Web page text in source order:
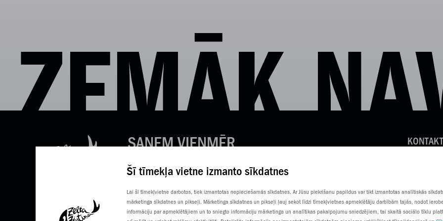
Šī tīmekļa vietne izmanto sīkdatnes
Lai šī tīmekļvietne darbotos, tiek izmantotas nepieciešamās sīkdatnes. Ar Jūsu piekrišanu papildus var tikt izmantotas analītiskās
mārketinga sīkdatnes un pikseļi. Mārketinga sīkdatnes un pikseļi ļauj sekot līdzi tīmekļvietnes apmeklētāju darbībām tajās, nodot
informāciju par apmeklētājiem un to sniegto informāciju mārketinga un analītikas pakalpojumu sniedzējiem, tai skaitā sociālo tīklu
ZEMĀK
SAŅEM VIENMĒR
LABAS ZIŅAS